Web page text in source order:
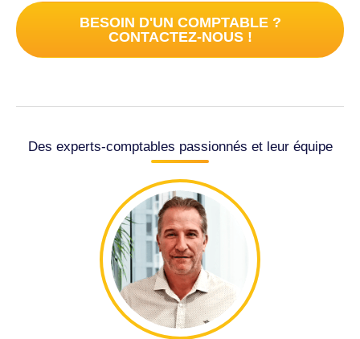
BESOIN D'UN COMPTABLE ?
CONTACTEZ-NOUS !
Des experts-comptables passionnés et leur équipe